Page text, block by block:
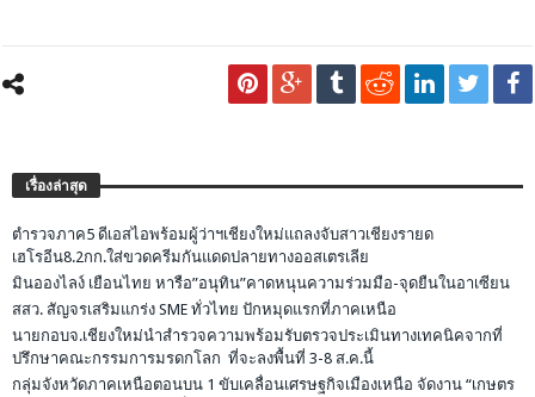
เรื่องล่าสุด
ตำรวจภาค5 ดีเอสไอพร้อมผู้ว่าฯเชียงใหม่แถลงจับสาวเชียงรายด
เฮโรอีน8.2กก.ใส่ขวดครีมกันแดดปลายทางออสเตรเลีย
มินอองไลง์ เยือนไทย หารือ”อนุทิน”คาดหนุนความร่วมมือ-จุดยืนในอาเซียน
สสว. สัญจรเสริมแกร่ง SME ทั่วไทย ปักหมุดแรกที่ภาคเหนือ
นายกอบจ.เชียงใหม่นำสำรวจความพร้อมรับตรวจประเมินทางเทคนิคจากที่
ปรึกษาคณะกรรมการมรดกโลก ที่จะลงพื้นที่ 3-8 ส.ค.นี้
กลุ่มจังหวัดภาคเหนือตอนบน 1 ขับเคลื่อนเศรษฐกิจเมืองเหนือ จัดงาน “เกษตร